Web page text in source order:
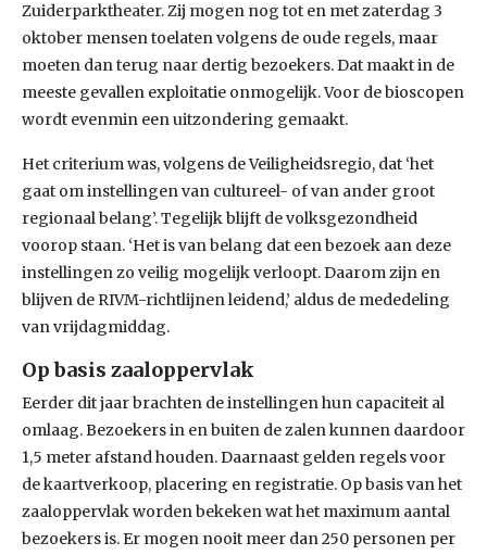
Zuiderparktheater. Zij mogen nog tot en met zaterdag 3
oktober mensen toelaten volgens de oude regels, maar
moeten dan terug naar dertig bezoekers. Dat maakt in de
meeste gevallen exploitatie onmogelijk. Voor de bioscopen
wordt evenmin een uitzondering gemaakt.
Het criterium was, volgens de Veiligheidsregio, dat ‘het
gaat om instellingen van cultureel- of van ander groot
regionaal belang’. Tegelijk blijft de volksgezondheid
voorop staan. ‘Het is van belang dat een bezoek aan deze
instellingen zo veilig mogelijk verloopt. Daarom zijn en
blijven de RIVM-richtlijnen leidend,’ aldus de mededeling
van vrijdagmiddag.
Op basis zaaloppervlak
Eerder dit jaar brachten de instellingen hun capaciteit al
omlaag. Bezoekers in en buiten de zalen kunnen daardoor
1,5 meter afstand houden. Daarnaast gelden regels voor
de kaartverkoop, placering en registratie. Op basis van het
zaaloppervlak worden bekeken wat het maximum aantal
bezoekers is. Er mogen nooit meer dan 250 personen per